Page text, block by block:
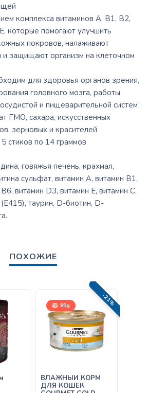
комплекса витаминов А, В1, В2,
которые помогают улучшить
покровов, налаживают
и защищают организм на клеточном
для здоровья органов зрения,
головного мозга, работы
и пищеварительной систем
ГМО, сахара, искусственных
зерновых и красителей
стиков по 14 граммов
говяжья печень, крахмал,
сульфат, витамин А, витамин В1,
витамин D3, витамин Е, витамин С,
таурин, D-биотин, D-
ПОХОЖИЕ
85g -21%
ВЛАЖНЫЙ КОРМ
ДЛЯ КОШЕК